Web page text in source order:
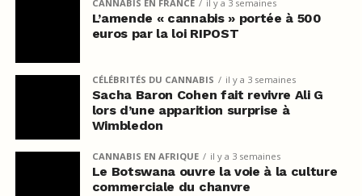
CANNABIS EN FRANCE il y a 3 semaines
L’amende « cannabis » portée à 500
euros par la loi RIPOST
CÉLÉBRITÉS DU CANNABIS il y a 3 semaines
Sacha Baron Cohen fait revivre Ali G
lors d’une apparition surprise à
Wimbledon
CANNABIS EN AFRIQUE il y a 3 semaines
Le Botswana ouvre la voie à la culture
commerciale du chanvre